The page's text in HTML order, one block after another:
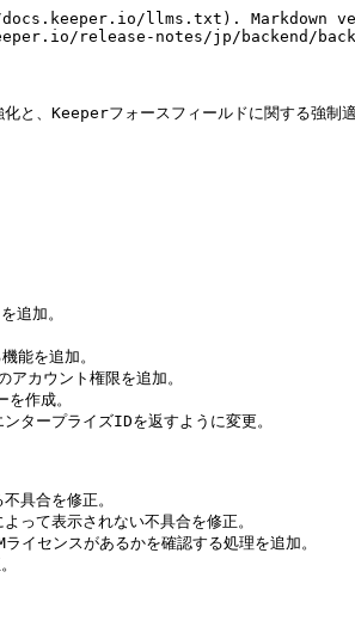
llms.txt). Markdown
release-notes/jp/backend/
、Keeperフォースフィールドに関する強制
追加。
能を追加。
カウント権限を追加。
作成。
ープライズIDを返すように変更。
具合を修正。
て表示されない不具合を修正。
センスがあるかを確認する処理を追加。